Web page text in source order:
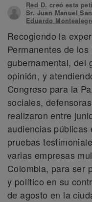
Red D. creó esta
Sr. Juan Manuel
Eduardo
Recogiendo la
Permanentes de
gubernamental, del
opinión, y
Congreso para la
sociales,
realizaron entre
audiencias públicas
pruebas
varias empresas
Colombia, para ser
y político en su
de agosto en la